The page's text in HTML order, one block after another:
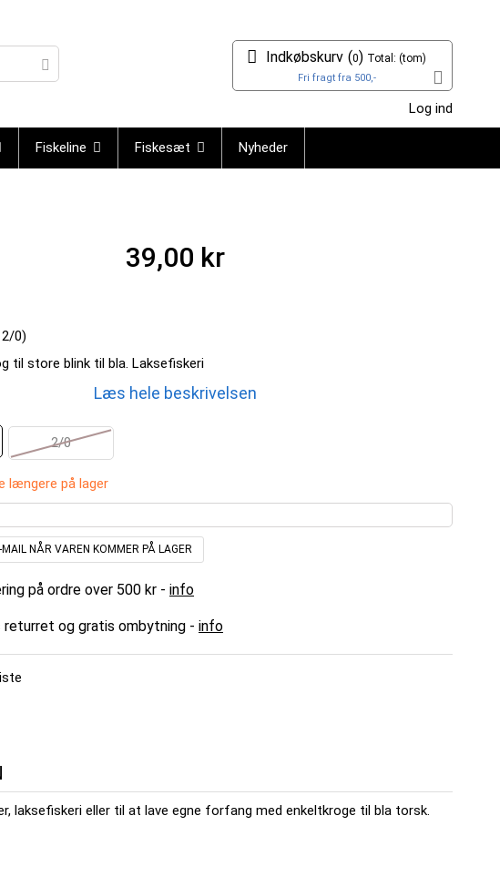
Indkøbskurv (0) Total: (tom)
Fri fragt fra 500,-
Log ind
Fiskeline Fiskesæt Nyheder
39,00 kr
0)
til store blink til bla. Laksefiskeri
Læs hele beskrivelsen
2/0
længere på lager
NÅR VAREN KOMMER PÅ LAGER
på ordre over 500 kr - info
returret og gratis ombytning - info
laksefiskeri eller til at lave egne forfang med enkeltkroge til bla torsk.